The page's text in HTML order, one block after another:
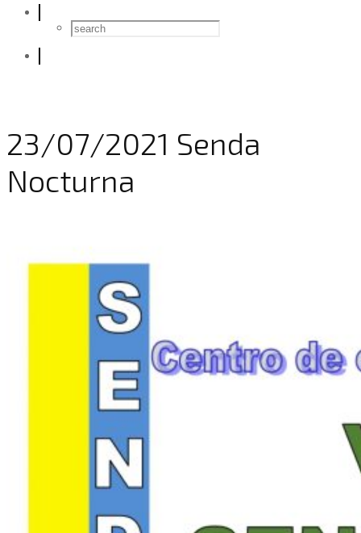
23/07/2021 Senda
Nocturna